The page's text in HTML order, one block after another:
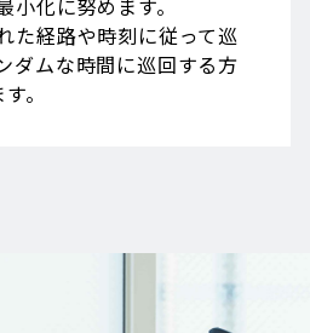
化に努めます。
た経路や時刻に従って巡
ダムな時間に巡回する方
。